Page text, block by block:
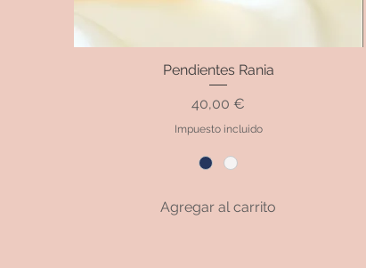
Vista rápida
Pendientes Rania
Precio
40,00 €
Impuesto incluido
Agregar al carrito